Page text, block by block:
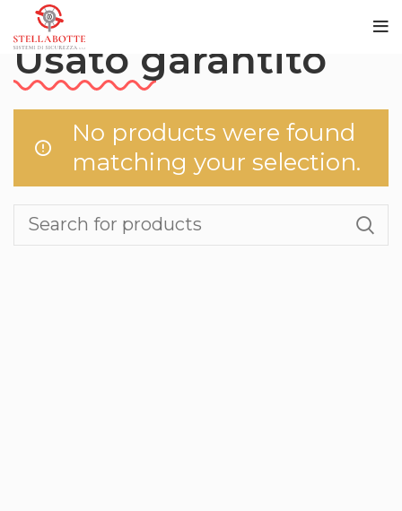
Usato garantito
No products were found
matching your selection.